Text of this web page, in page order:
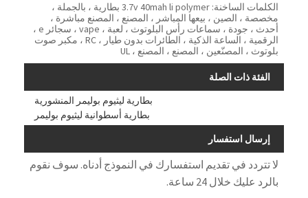
الكلمات الساخنة: 3.7v 40mah li polymer بطارية ، بالجملة ،
مخصصة ، الصين ، بيعها المباشر ، المصنع ، المصنع مباشرة ،
أحدث ، جودة ، سماعات رأس البلوتوث ، لعبة ، vape ، سجائر e ،
الرقمية ، الساعة الذكية ، الطائرات بدون طيار ، RC ، مكبر صوت
بلوتوث ، المصنّعين ، المصنع ، المصنع ، UL
الفئة ذات الصلة
بطارية ليثيوم بوليمر المنشورية
بطارية أسطوانية ليثيوم بوليمر
إرسال استفسار
لا تتردد في تقديم استفسارك في النموذج أدناه. سوف نقوم
بالرد عليك خلال 24 ساعة.